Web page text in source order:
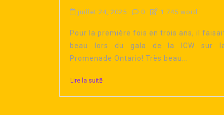
juillet 24, 2025 0 1 745 word
Pour la première fois en trois ans, il
beau lors du gala de la ICW sur
Promenade Ontario! Très beau...
Lire la suite